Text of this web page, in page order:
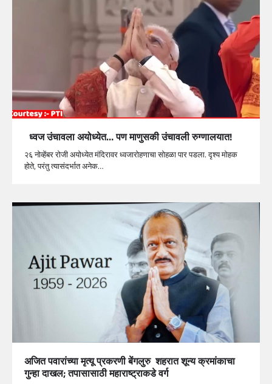
ध्वज उंचावला अयोध्येत… पण माणुसकी उंचावली रुग्णालयात!
२६ नोव्हेंबर रोजी अयोध्येत मंदिरावर ध्वजारोहणाचा सोहळा पार पडला. दृश्य मोहक
होते, परंतु त्यासंदर्भात अनेक…
अजित पवारांच्या मृत्यू प्रकरणी बेंगलुरु शहरात शून्य क्रमांकाचा
गुन्हा दाखल; तपासासाठी महाराष्ट्राकडे वर्ग